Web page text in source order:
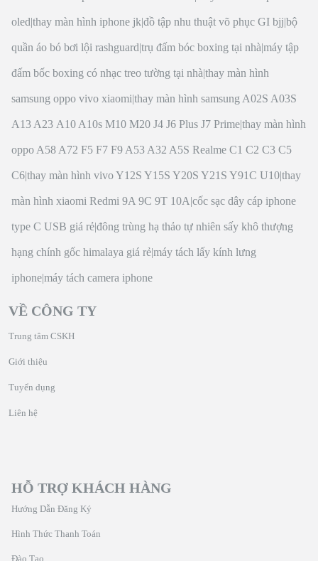
oled|thay màn hình iphone jk|đồ tập nhu thuật võ phục GI bjj|bộ
quần áo bó bơi lội rashguard|trụ đấm bóc boxing tại nhà|máy tập
đấm bốc boxing có nhạc treo tường tại nhà|thay màn hình
samsung oppo vivo xiaomi|thay màn hình samsung A02S A03S
A13 A23 A10 A10s M10 M20 J4 J6 Plus J7 Prime|thay màn hình
oppo A58 A72 F5 F7 F9 A53 A32 A5S Realme C1 C2 C3 C5
C6|thay màn hình vivo Y12S Y15S Y20S Y21S Y91C U10|thay
màn hình xiaomi Redmi 9A 9C 9T 10A|cốc sạc dây cáp iphone
type C USB giá rẻ|đông trùng hạ thảo tự nhiên sấy khô thượng
hạng chính gốc himalaya giá rẻ|máy tách lấy kính lưng
iphone|máy tách camera iphone
VỀ CÔNG TY
Trung tâm CSKH
Giới thiệu
Tuyển dụng
Liên hệ
HỖ TRỢ KHÁCH HÀNG
Hướng Dẫn Đăng Ký
Hình Thức Thanh Toán
Đào Tạo